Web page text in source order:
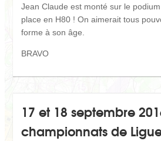
Jean Claude est monté sur le
place en H80 ! On aimerait tous
forme à son âge.
BRAVO
17 et 18 septembre
championnats de